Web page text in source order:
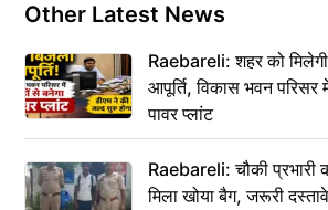
Other Latest News
Raebareli: शहर को
आपूर्ति, विकास भवन परिसर
पावर प्लांट
Raebareli: चौकी प्रभारी
मिला खोया बैग, जरूरी